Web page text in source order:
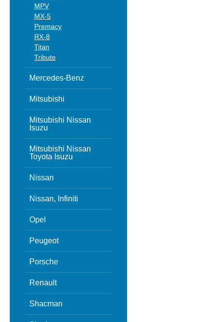
MPV
MX-5
Premacy
RX-8
Titan
Tribute
Mercedes-Benz
Mitsubishi
Mitsubishi Nissan
Isuzu
Mitsubishi Nissan
Toyota Isuzu
Nissan
Nissan, Infiniti
Opel
Peugeot
Porsche
Renault
Shacman